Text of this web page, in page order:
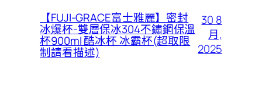
【FUJI-GRACE富士雅麗】密封
冰爆杯-雙層保冰304不鏽鋼保溫
杯900ml 酷冰杯 冰霸杯(超取限
制請看描述)
30 8
月,
2025